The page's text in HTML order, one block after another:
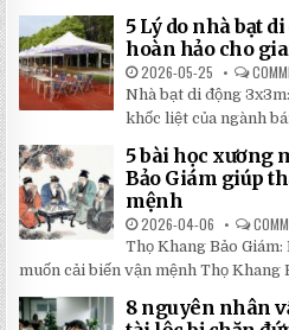
5 Lý do nhà bạt
hoàn hảo cho
2026-05-25
Nhà bạt di động
khốc liệt của ngành
5 bài học xương
Bảo Giám giúp
mệnh
2026-04-06
Thọ Khang Bảo
muốn cải biến vận mệnh Thọ Khang
8 nguyên nhân